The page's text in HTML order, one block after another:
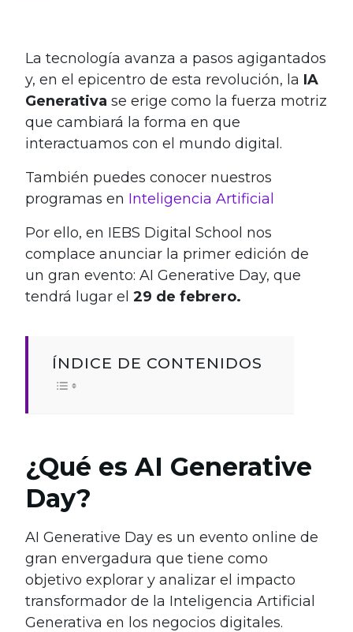
La tecnología avanza a pasos agigantados
y, en el epicentro de esta revolución, la IA
Generativa se erige como la fuerza motriz
que cambiará la forma en que
interactuamos con el mundo digital.
También puedes conocer nuestros
programas en Inteligencia Artificial
Por ello, en IEBS Digital School nos
complace anunciar la primer edición de
un gran evento: AI Generative Day, que
tendrá lugar el 29 de febrero.
ÍNDICE DE CONTENIDOS
¿Qué es AI Generative
Day?
AI Generative Day es un evento online de
gran envergadura que tiene como
objetivo explorar y analizar el impacto
transformador de la Inteligencia Artificial
Generativa en los negocios digitales.